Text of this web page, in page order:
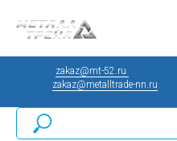
zakaz@mt-52.ru
zakaz@metalltrade-nn.ru